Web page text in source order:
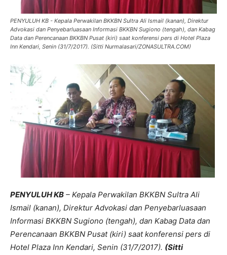
PENYULUH KB - Kepala Perwakilan BKKBN Sultra Ali Ismail (kanan), Direktur
Advokasi dan Penyebarluasaan Informasi BKKBN Sugiono (tengah), dan Kabag
Data dan Perencanaan BKKBN Pusat (kiri) saat konferensi pers di Hotel Plaza
Inn Kendari, Senin (31/7/2017). (Sitti Nurmalasari/ZONASULTRA.COM)
PENYULUH KB – Kepala Perwakilan BKKBN Sultra Ali
Ismail (kanan), Direktur Advokasi dan Penyebarluasaan
Informasi BKKBN Sugiono (tengah), dan Kabag Data dan
Perencanaan BKKBN Pusat (kiri) saat konferensi pers di
Hotel Plaza Inn Kendari, Senin (31/7/2017). (Sitti